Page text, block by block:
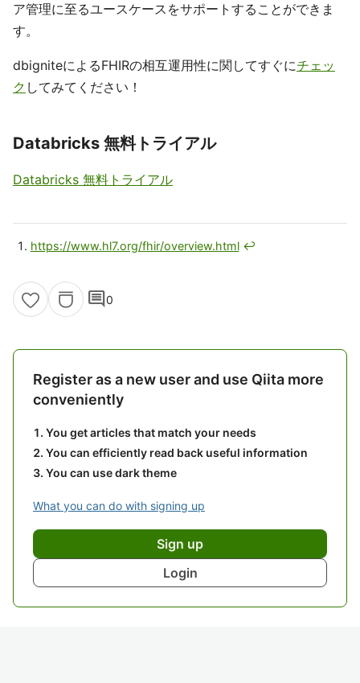
ア管理に至るユースケースをサポートすることができま
す。
dbigniteによるFHIRの相互運用性に関してすぐにチェッ
ク してみてください！
Databricks 無料トライアル
Databricks 無料トライアル
https://www.hl7.org/fhir/overview.html ↩
comment0
Register as a new user and use Qiita more
conveniently
You get articles that match your needs
You can efficiently read back useful information
You can use dark theme
What you can do with signing up
Sign up
Login